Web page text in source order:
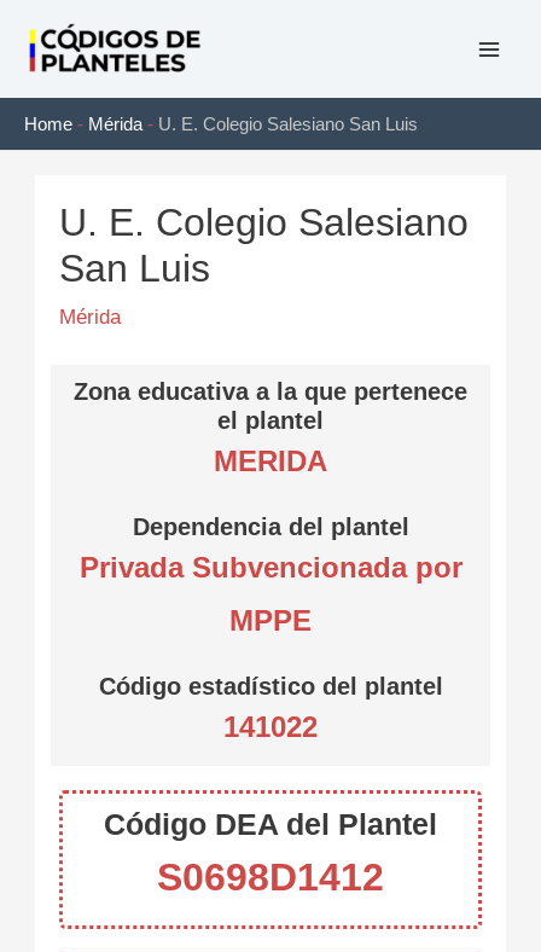
contenido
Home - Mérida - U. E. Colegio Salesiano San Luis
U. E. Colegio Salesiano
San Luis
Mérida
Zona educativa a la que pertenece
el plantel
MERIDA
Dependencia del plantel
Privada Subvencionada por
MPPE
Código estadístico del plantel
141022
Código DEA del Plantel
S0698D1412